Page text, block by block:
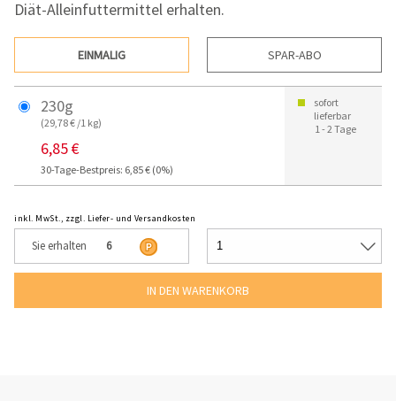
Diät-Alleinfuttermittel erhalten.
EINMALIG SPAR-ABO
230g
(29,78 € /1 kg)
6,85 €
30-Tage-Bestpreis: 6,85 € (0%)
sofort
lieferbar
1 - 2 Tage
inkl. MwSt., zzgl. Liefer- und Versandkosten
Sie erhalten 6